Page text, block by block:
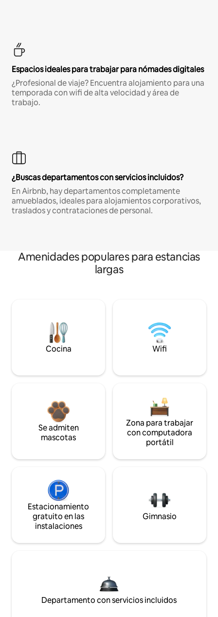
Espacios ideales para trabajar para nómades digitales
¿Profesional de viaje? Encuentra alojamiento para una
temporada con wifi de alta velocidad y área de
trabajo.
¿Buscas departamentos con servicios incluidos?
En Airbnb, hay departamentos completamente
amueblados, ideales para alojamientos corporativos,
traslados y contrataciones de personal.
Amenidades populares para estancias
largas
Cocina Wifi
Se admiten
mascotas
Zona para trabajar
con computadora
portátil
Estacionamiento
gratuito en las
instalaciones
Gimnasio
Departamento con servicios incluidos